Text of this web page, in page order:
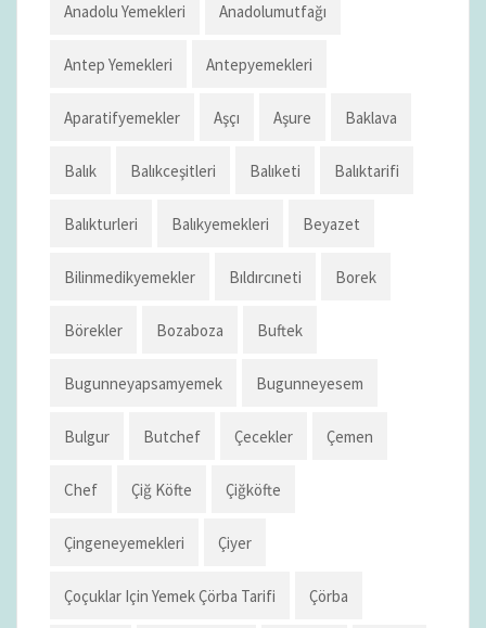
Anadolu Yemekleri Anadolumutfağı
Antep Yemekleri Antepyemekleri
Aparatifyemekler Aşçı Aşure Baklava
Balık Balıkceşitleri Balıketi Balıktarifi
Balıkturleri Balıkyemekleri Beyazet
Bilinmedikyemekler Bıldırcıneti Borek
Börekler Bozaboza Buftek
Bugunneyapsamyemek Bugunneyesem
Bulgur Butchef Çecekler Çemen
Chef Çiğ Köfte Çiğköfte
Çingeneyemekleri Çiyer
Çoçuklar Için Yemek Çörba Tarifi Çörba